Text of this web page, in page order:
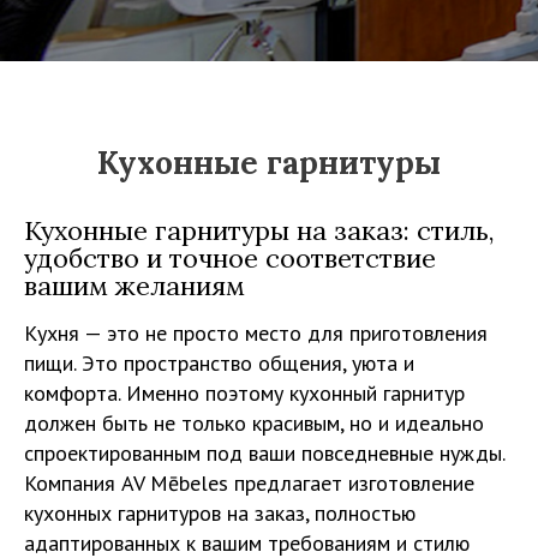
Кухонные гарнитуры
Кухонные гарнитуры на заказ: стиль,
удобство и точное соответствие
вашим желаниям
Кухня — это не просто место для приготовления
пищи. Это пространство общения, уюта и
комфорта. Именно поэтому кухонный гарнитур
должен быть не только красивым, но и идеально
спроектированным под ваши повседневные нужды.
Компания AV Mēbeles предлагает изготовление
кухонных гарнитуров на заказ, полностью
адаптированных к вашим требованиям и стилю